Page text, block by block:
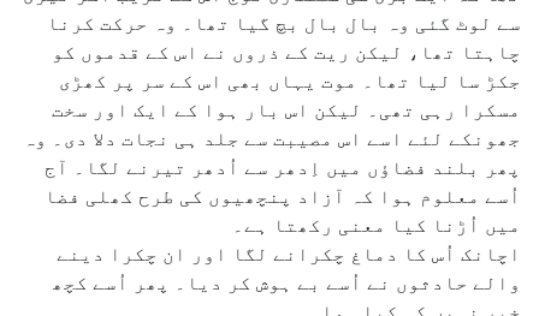
سے لوٹ گئی وہ بال بال بچ گیا تھا۔ وہ حرکت کرنا
چاہتا تھا، لیکن ریت کے ذروں نے اس کے قدموں کو
جکڑ سا لیا تھا۔ موت یہاں بھی اس کے سر پر کھڑی
مسکرا رہی تھی۔ لیکن اس بار ہوا کے ایک اور سخت
جھونکے لئے اسے اس مصیبت سے جلد ہی نجات دلا دی۔ وہ
پھر بلند فضاؤں میں اِدھر سے اُدھر تیرنے لگا۔ آج
اُسے معلوم ہوا کہ آزاد پنچھیوں کی طرح کھلی فضا
میں اُڑنا کیا معنی رکھتا ہے۔
اچانک اُس کا دماغ چکرانے لگا اور ان چکرا دینے
والے حادثوں نے اُسے بے ہوش کر دیا۔ پھر اُسے کچھ
خبر نہیں کہ کیا ہوا....